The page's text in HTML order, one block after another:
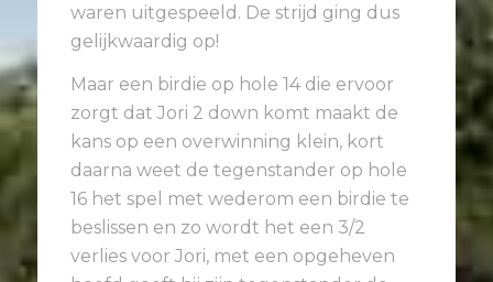
waren uitgespeeld. De strijd ging dus
gelijkwaardig op!
Maar een birdie op hole 14 die ervoor
zorgt dat Jori 2 down komt maakt de
kans op een overwinning klein, kort
daarna weet de tegenstander op hole
16 het spel met wederom een birdie te
beslissen en zo wordt het een 3/2
verlies voor Jori, met een opgeheven